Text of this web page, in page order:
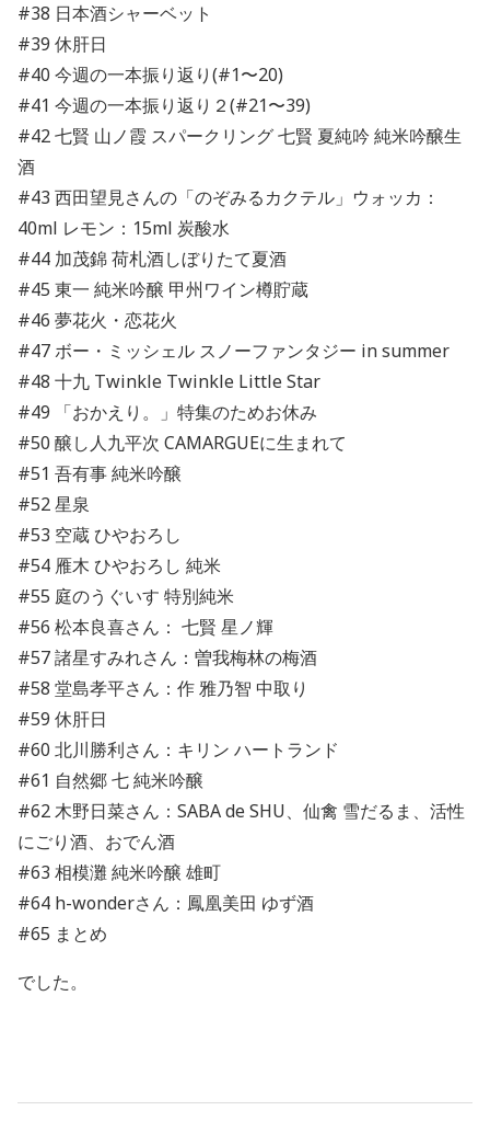
#38 日本酒シャーベット
#39 休肝日
#40 今週の一本振り返り(#1〜20)
#41 今週の一本振り返り２(#21〜39)
#42 七賢 山ノ霞 スパークリング 七賢 夏純吟 純米吟醸生
酒
#43 西田望見さんの「のぞみるカクテル」ウォッカ：
40ml レモン：15ml 炭酸水
#44 加茂錦 荷札酒しぼりたて夏酒
#45 東一 純米吟醸 甲州ワイン樽貯蔵
#46 夢花火・恋花火
#47 ボー・ミッシェル スノーファンタジー in summer
#48 十九 Twinkle Twinkle Little Star
#49 「おかえり。」特集のためお休み
#50 醸し人九平次 CAMARGUEに生まれて
#51 吾有事 純米吟醸
#52 星泉
#53 空蔵 ひやおろし
#54 雁木 ひやおろし 純米
#55 庭のうぐいす 特別純米
#56 松本良喜さん： 七賢 星ノ輝
#57 諸星すみれさん：曽我梅林の梅酒
#58 堂島孝平さん：作 雅乃智 中取り
#59 休肝日
#60 北川勝利さん：キリン ハートランド
#61 自然郷 七 純米吟醸
#62 木野日菜さん：SABA de SHU、仙禽 雪だるま、活性
にごり酒、おでん酒
#63 相模灘 純米吟醸 雄町
#64 h-wonderさん：鳳凰美田 ゆず酒
#65 まとめ
でした。